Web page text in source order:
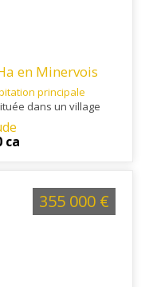
en Minervois
principale
dans un village
une gare et un
ca
355 000 €